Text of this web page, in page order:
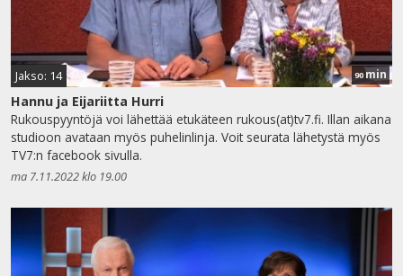
Jakso: 14 90min
Hannu ja Eijariitta Hurri
Rukouspyyntöjä voi lähettää etukäteen rukous(at)tv7.fi. Illan aikana
studioon avataan myös puhelinlinja. Voit seurata lähetystä myös
TV7:n facebook sivulla.
ma 7.11.2022 klo 19.00